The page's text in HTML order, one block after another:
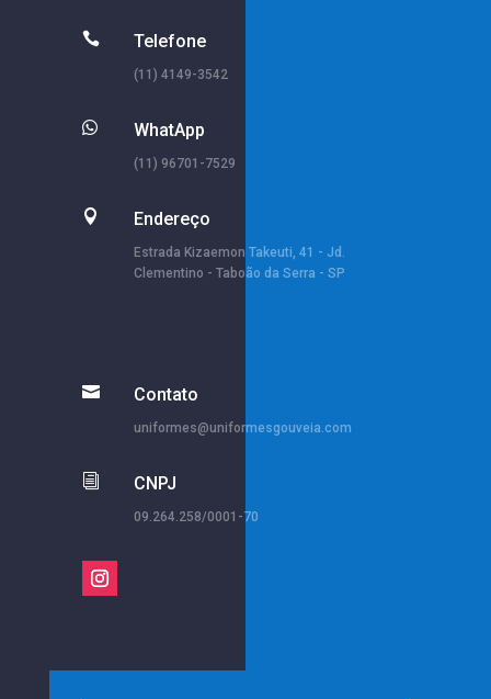
 Telefone
(11) 4149-3542
 WhatApp
(11) 96701-7529
 Endereço
Estrada Kizaemon Takeuti, 41 - Jd.
Clementino - Taboão da Serra - SP
 Contato
uniformes@uniformesgouveia.com
i CNPJ
09.264.258/0001-70